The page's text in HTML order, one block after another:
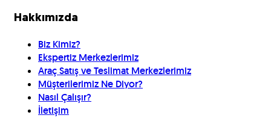
Hakkımızda
Biz Kimiz?
Ekspertiz Merkezlerimiz
Araç Satış ve Teslimat Merkezlerimiz
Müşterilerimiz Ne Diyor?
Nasıl Çalışır?
İletişim